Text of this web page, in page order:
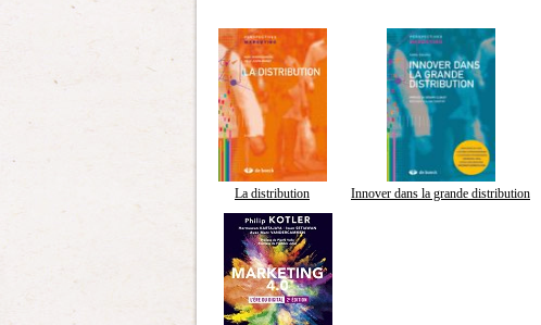
La distribution Innover dans la grande distribution